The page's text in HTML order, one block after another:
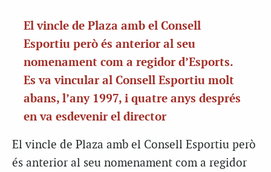
El vincle de Plaza amb el Consell
Esportiu però és anterior al seu
nomenament com a regidor d’Esports.
Es va vincular al Consell Esportiu molt
abans, l’any 1997, i quatre anys després
en va esdevenir el director
El vincle de Plaza amb el Consell Esportiu però
és anterior al seu nomenament com a regidor